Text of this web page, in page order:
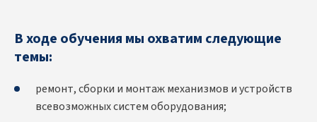
В ходе обучения мы охватим следующие
темы:
ремонт, сборки и монтаж механизмов и устройств
всевозможных систем оборудования;